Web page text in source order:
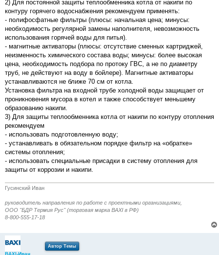
2) Для постоянной защиты теплообменника котла от накипи по
контуру горячего водоснабжения рекомендуем применять:
- полифосфатные фильтры (плюсы: начальная цена; минусы:
необходимость регулярной замены наполнителя, невозможность
использования горячей воды для питья).
- магнитные активаторы (плюсы: отсутствие сменных картриджей,
неизменность химического состава воды; минусы: более высокая
цена, необходимость подбора по протоку ГВС, а не по диаметру
труб, не действуют на воду в бойлере). Магнитные активаторы
устанавливаются не ближе 70 см от котла.
Установка фильтра на входной трубе холодной воды защищает от
проникновения мусора в котел и также способствует меньшему
образованию накипи.
3) Для защиты теплообменника котла от накипи по контуру отопления
рекомендуем
- использовать подготовленную воду;
- устанавливать в обязательном порядке фильтр на «обратке»
системы отопления;
- использовать специальные присадки в систему отопления для
защиты от коррозии и накипи.
Гусинский Иван
руководитель направления по работе с проектными организациями,
ООО "БДР Термия Рус" (торговая марка BAXI в РФ)
8-800-555-17-18
Автор Темы
BAXI-Иван